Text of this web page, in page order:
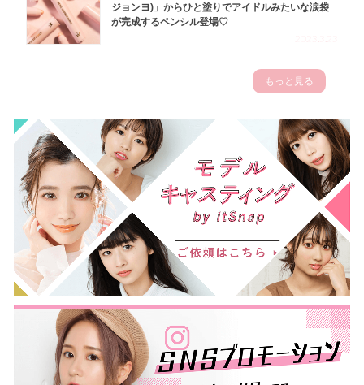
ジョンヨ)」からひと塗りでアイドルみたいな涙袋
が完成するペンシル登場♡
もっと見る